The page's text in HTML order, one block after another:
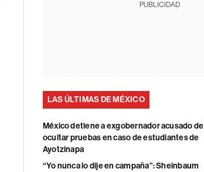
PUBLICIDAD
LAS ÚLTIMAS DE MÉXICO
México detiene a exgobernador acusado de
ocultar pruebas en caso de estudiantes de
Ayotzinapa
“Yo nunca lo dije en campaña”: Sheinbaum